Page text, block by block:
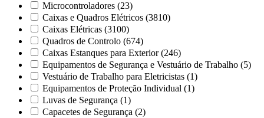
Microcontroladores (23)
Caixas e Quadros Elétricos (3810)
Caixas Elétricas (3100)
Quadros de Controlo (674)
Caixas Estanques para Exterior (246)
Equipamentos de Segurança e Vestuário de Trabalho (5)
Vestuário de Trabalho para Eletricistas (1)
Equipamentos de Proteção Individual (1)
Luvas de Segurança (1)
Capacetes de Segurança (2)